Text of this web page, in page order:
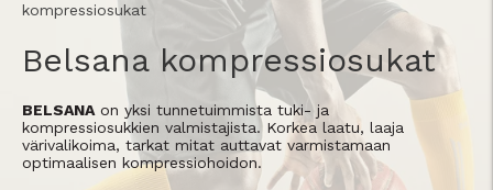
kompressiosukat
Belsana kompressiosukat
BELSANA on yksi tunnetuimmista tuki- ja
kompressiosukkien valmistajista. Korkea laatu, laaja
värivalikoima, tarkat mitat auttavat varmistamaan
optimaalisen kompressiohoidon.